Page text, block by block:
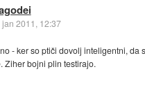
jan 2011, 12:37
- ker so ptiči dovolj inteligentni,
Ziher bojni plin testirajo.